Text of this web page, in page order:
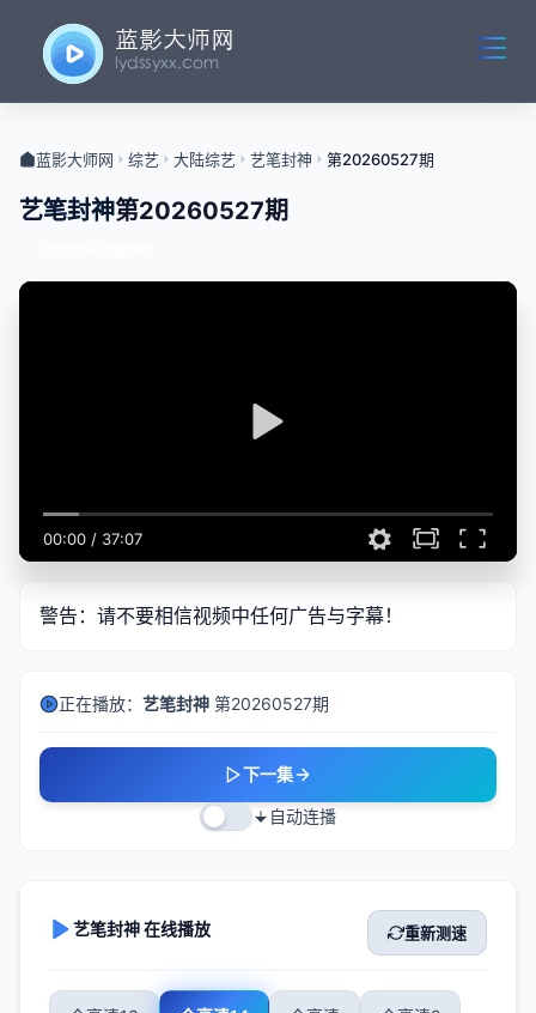
蓝影大师网 综艺 大陆综艺 艺笔封神 第20260527期
艺笔封神第20260527期
00:00 / 37:07
警告：请不要相信视频中任何广告与字幕！
正在播放： 艺笔封神 第20260527期
下一集
自动连播
艺笔封神 在线播放 重新测速